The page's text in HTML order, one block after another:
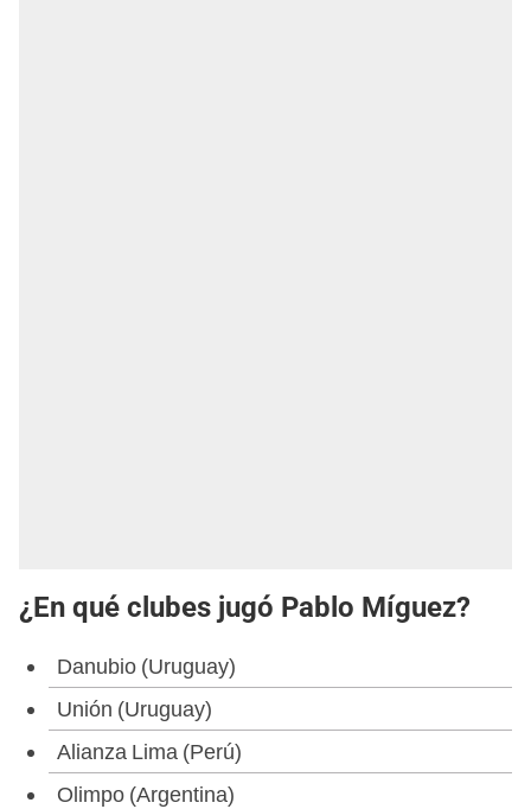
¿En qué clubes jugó Pablo Míguez?
Danubio (Uruguay)
Unión (Uruguay)
Alianza Lima (Perú)
Olimpo (Argentina)